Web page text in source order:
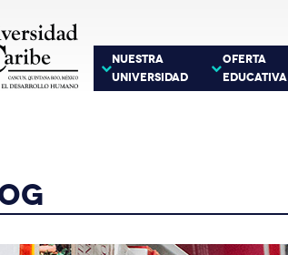
NUESTRA
UNIVERSIDAD
OFERTA
EDUCATIVA